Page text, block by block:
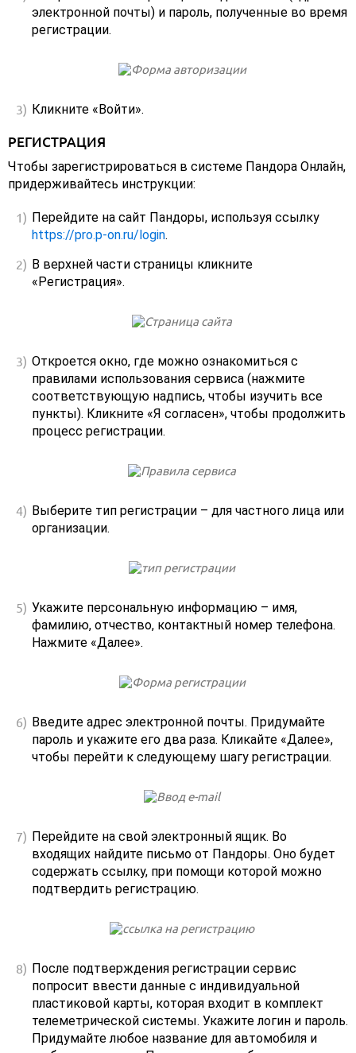
электронной почты) и пароль, полученные во время
регистрации.
Кликните «Войти».
РЕГИСТРАЦИЯ
Чтобы зарегистрироваться в системе Пандора Онлайн,
придерживайтесь инструкции:
Перейдите на сайт Пандоры, используя ссылку
https://pro.p-on.ru/login.
В верхней части страницы кликните
«Регистрация».
Откроется окно, где можно ознакомиться с
правилами использования сервиса (нажмите
соответствующую надпись, чтобы изучить все
пункты). Кликните «Я согласен», чтобы продолжить
процесс регистрации.
Выберите тип регистрации – для частного лица или
организации.
Укажите персональную информацию – имя,
фамилию, отчество, контактный номер телефона.
Нажмите «Далее».
Введите адрес электронной почты. Придумайте
пароль и укажите его два раза. Кликайте «Далее»,
чтобы перейти к следующему шагу регистрации.
Перейдите на свой электронный ящик. Во
входящих найдите письмо от Пандоры. Оно будет
содержать ссылку, при помощи которой можно
подтвердить регистрацию.
После подтверждения регистрации сервис
попросит ввести данные с индивидуальной
пластиковой карты, которая входит в комплект
телеметрической системы. Укажите логин и пароль.
Придумайте любое название для автомобиля и